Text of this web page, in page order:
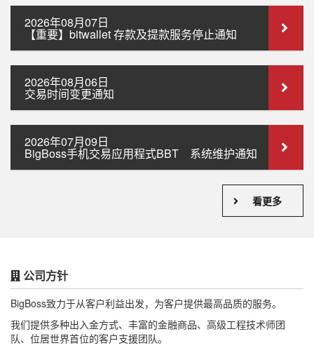
2026年08月07日
【重要】bitwallet 存款及提款服务停止通知
2026年08月06日
交易时间变更通知
2026年07月09日
BigBoss手机交易应用程式BBT 系统维护通知
看更多
公司方针
BigBoss致力于从客户利益出发，为客户提供最高品质的服务。
我们提供多种出入金方式、丰富的金融商品、高级工程技术师团
队、位居世界首位的客户支援团队。